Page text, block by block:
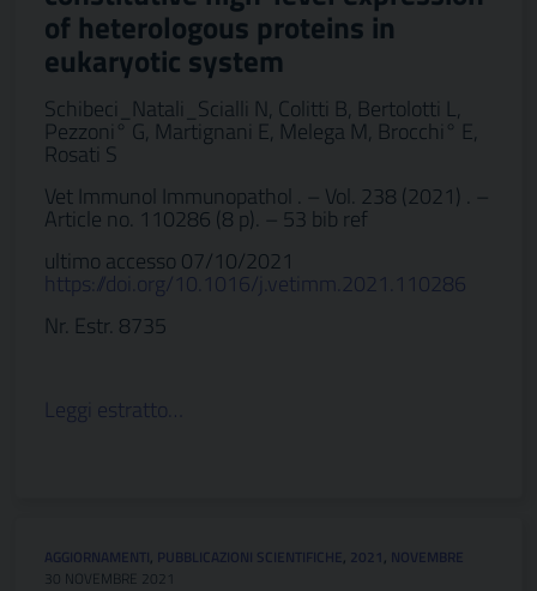
of heterologous proteins in
eukaryotic system
Schibeci_Natali_Scialli N, Colitti B, Bertolotti L,
Pezzoni° G, Martignani E, Melega M, Brocchi° E,
Rosati S
Vet Immunol Immunopathol . – Vol. 238 (2021) . –
Article no. 110286 (8 p). – 53 bib ref
ultimo accesso 07/10/2021
https://doi.org/10.1016/j.vetimm.2021.110286
Nr. Estr. 8735
Leggi estratto…
AGGIORNAMENTI, PUBBLICAZIONI SCIENTIFICHE, 2021 , NOVEMBRE
30 NOVEMBRE 2021